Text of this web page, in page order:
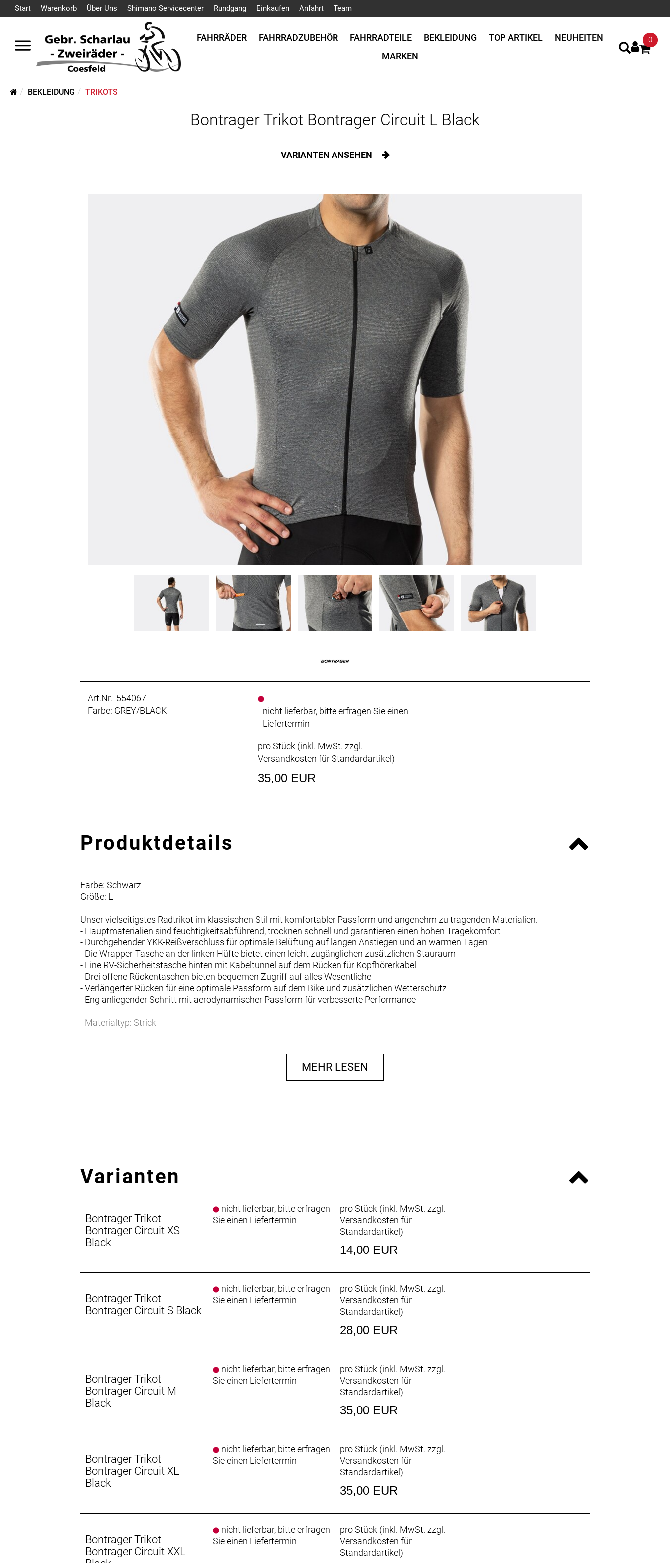
Start Warenkorb Über Uns Shimano Servicecenter Rundgang Einkaufen Anfahrt Team
FAHRRÄDER FAHRRADZUBEHÖR FAHRRADTEILE BEKLEIDUNG TOP ARTIKEL
NEUHEITEN
MARKEN
0
BEKLEIDUNG TRIKOTS
Bontrager Trikot Bontrager Circuit L Black
VARIANTEN ANSEHEN
Art.Nr. 554067
Farbe: GREY/BLACK
nicht lieferbar, bitte erfragen Sie einen
Liefertermin
pro Stück (inkl. MwSt. zzgl.
Versandkosten für Standardartikel)
35,00 EUR
Produktdetails
Farbe: Schwarz
Größe: L
Unser vielseitigstes Radtrikot im klassischen Stil mit komfortabler Passform und angenehm zu tragenden Materialien.
- Hauptmaterialien sind feuchtigkeitsabführend, trocknen schnell und garantieren einen hohen Tragekomfort
- Durchgehender YKK-Reißverschluss für optimale Belüftung auf langen Anstiegen und an warmen Tagen
- Die Wrapper-Tasche an der linken Hüfte bietet einen leicht zugänglichen zusätzlichen Stauraum
- Eine RV-Sicherheitstasche hinten mit Kabeltunnel auf dem Rücken für Kopfhörerkabel
- Drei offene Rückentaschen bieten bequemen Zugriff auf alles Wesentliche
- Verlängerter Rücken für eine optimale Passform auf dem Bike und zusätzlichen Wetterschutz
- Eng anliegender Schnitt mit aerodynamischer Passform für verbesserte Performance
- Materialtyp: Strick
MEHR LESEN
Varianten
Bontrager Trikot
Bontrager Circuit XS
Black
nicht lieferbar, bitte erfragen
Sie einen Liefertermin
pro Stück (inkl. MwSt. zzgl.
Versandkosten für
Standardartikel)
14,00 EUR
Bontrager Trikot
Bontrager Circuit S Black
nicht lieferbar, bitte erfragen
Sie einen Liefertermin
pro Stück (inkl. MwSt. zzgl.
Versandkosten für
Standardartikel)
28,00 EUR
Bontrager Trikot
Bontrager Circuit M
Black
nicht lieferbar, bitte erfragen
Sie einen Liefertermin
pro Stück (inkl. MwSt. zzgl.
Versandkosten für
Standardartikel)
35,00 EUR
Bontrager Trikot
Bontrager Circuit XL
Black
nicht lieferbar, bitte erfragen
Sie einen Liefertermin
pro Stück (inkl. MwSt. zzgl.
Versandkosten für
Standardartikel)
35,00 EUR
Bontrager Trikot
Bontrager Circuit XXL
nicht lieferbar, bitte erfragen
Sie einen Liefertermin
pro Stück (inkl. MwSt. zzgl.
Versandkosten für
Standardartikel)